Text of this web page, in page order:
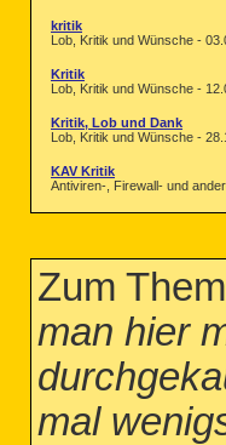
kritik
Lob, Kritik und Wünsche -
Kritik
Lob, Kritik und Wünsche -
Kritik, Lob und Dank
Lob, Kritik und Wünsche -
KAV Kritik
Antiviren-, Firewall- und
Zum
man hier
mal